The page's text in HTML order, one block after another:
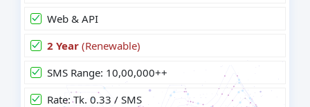
Web & API
2 Year (Renewable)
SMS Range: 10,00,000++
Rate: Tk. 0.33 / SMS